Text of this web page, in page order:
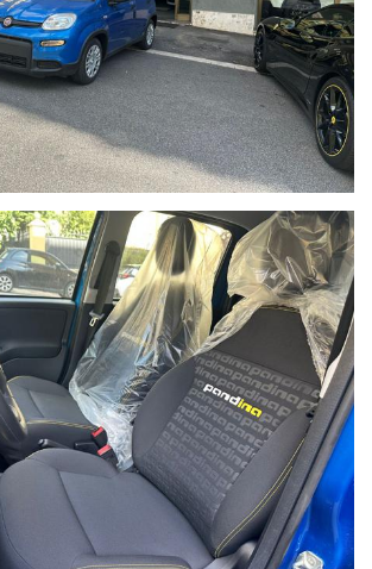
anteriori
con pneumatici 175/65 R14
HBA ed Hill Holder
di parcheggio ecc.
-
Dal 1971
del tuo USATO
immediato del tuo USATO
agevolati anche con prima rata a
su misura con possibilità di garanzia del